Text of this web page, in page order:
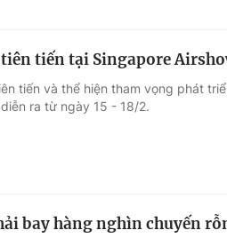
tiến tại Singapore
tiến và thể hiện tham vọng phát
ra từ ngày 15 - 18/2.
bay hàng nghìn chuyến